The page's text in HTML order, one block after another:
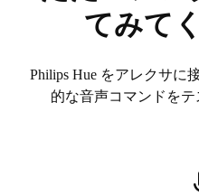
てみて
Philips Hue をアレクサに
的な音声コマンドをテ